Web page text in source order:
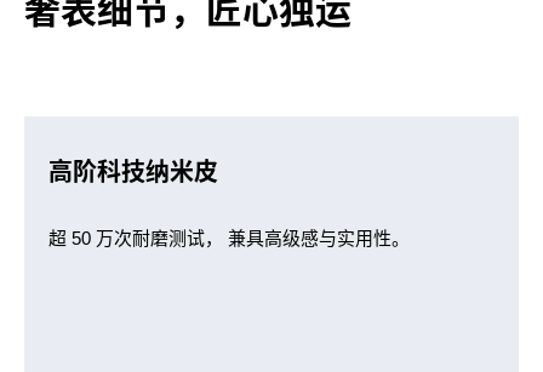
高阶科技纳米皮
超 50 万次耐磨测试， 兼具高级感与实用性。